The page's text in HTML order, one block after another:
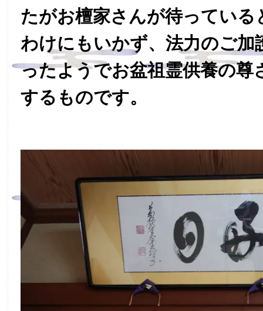
たがお檀家さんが待っている
わけにもいかず、法力のご加
ったようでお盆祖霊供養の尊
するものです。